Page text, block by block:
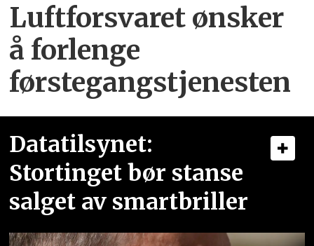
Luftforsvaret ønsker
å forlenge
førstegangstjenesten
Datatilsynet:
Stortinget bør stanse
salget av smartbriller